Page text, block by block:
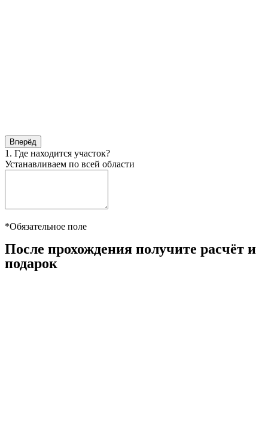
Вперёд
1. Где находится участок?
Устанавливаем по всей области
*Обязательное поле
После прохождения получите расчёт и
подарок